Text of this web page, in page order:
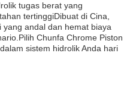
tugas berat yang
tertinggiDibuat di Cina,
andal dan hemat biaya
Chunfa Chrome Piston
sistem hidrolik Anda hari